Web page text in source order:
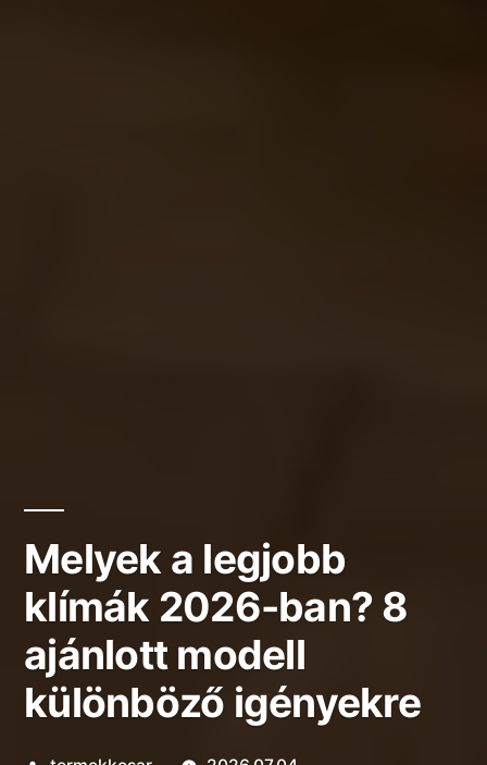
Melyek a legjobb
klímák 2026-ban? 8
ajánlott modell
különböző igényekre